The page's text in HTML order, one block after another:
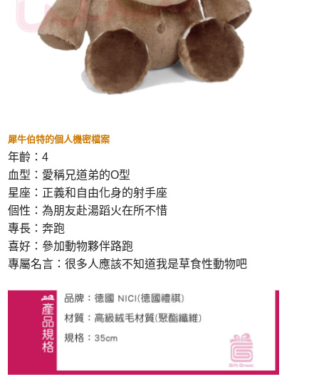
【注意事項】
１．透過由恩沛科技股份有限公司提供之「AFTEE先享後付」服務完成之交
易，需依本服務之必要範圍內提供個人資料，並將交易相關給付款項請求債
權轉讓予恩沛科技股份有限公司。
２．關於個人資料處理事宜，請瀏覽以下網址：
https://aftee.tw/terms/#terms3
３．未成年的使用者請事先徵得法定代理人或監護人之同意方可使用
４．使用「AFTEE先享後付」時，將依據個別帳號之用戶狀況，依本公司即
請求用戶進行身份認證。
５．嚴禁一人註冊多個帳號或使用他人資訊註冊。若發現惡意使用之情形，
恩沛科技股份有限公司將有權停止該用戶之使用額度並採取法律行動。
犀牛伯特的個人機密檔案
年齡： 4
血型：愛稱兄道弟的O型
星座：正義和自由化身的射手座
個性：為朋友赴湯蹈火在所不惜
專長：奔跑
喜好：參加動物夥伴路跑
專屬名言：很多人應該不知道我是草食性動物吧